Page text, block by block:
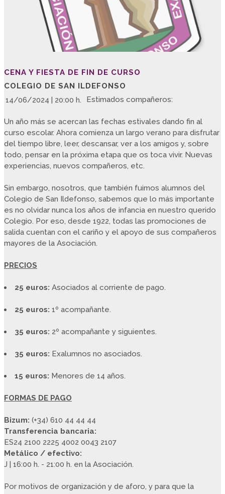
CENA Y FIESTA DE FIN DE CURSO
COLEGIO DE SAN ILDEFONSO
14/06/2024 | 20:00 h.
Estimados compañeros:
Un año más se acercan las fechas estivales dando fin al
curso escolar. Ahora comienza un largo verano para disfrutar
del tiempo libre, leer, descansar, ver a los amigos y, sobre
todo, pensar en la próxima etapa que os toca vivir. Nuevas
experiencias, nuevos compañeros, etc.
Sin embargo, nosotros, que también fuimos alumnos del
Colegio de San Ildefonso, sabemos que lo más importante
es no olvidar nunca los años de infancia en nuestro querido
Colegio. Por eso, desde 1922, todas las promociones de
salida cuentan con el cariño y el apoyo de sus compañeros
mayores de la Asociación.
PRECIOS
25 euros: Asociados al corriente de pago.
25 euros: 1º acompañante.
35 euros: 2º acompañante y siguientes.
35 euros: Exalumnos no asociados.
15 euros: Menores de 14 años.
FORMAS DE PAGO
Bizum: (+34) 610 44 44 44
Transferencia bancaria:
ES24 2100 2225 4002 0043 2107
Metálico / efectivo:
J | 16:00 h. - 21:00 h. en la Asociación.
Por motivos de organización y de aforo, y para que la